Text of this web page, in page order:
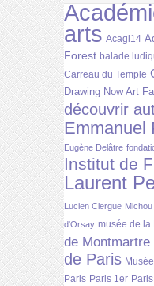
arts Acagl14
Forest balade
Carreau du Temple
Drawing Now Art
découvrir
Emmanuel
Eugène Delâtre
Institut de
Laurent
Lucien Clergue Michou
d'Orsay musée de la
de Montmartre
de Paris
Paris Paris 1er